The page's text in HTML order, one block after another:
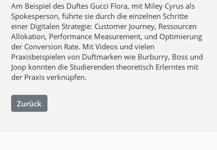
Am Beispiel des Duftes Gucci Flora, mit Miley Cyrus als
Spokesperson, führte sie durch die einzelnen Schritte
einer Digitalen Strategie: Customer Journey, Ressourcen
Allokation, Performance Measurement, und Optimierung
der Conversion Rate. Mit Videos und vielen
Praxisbeispielen von Duftmarken wie Burburry, Boss und
Joop konnten die Studierenden theoretisch Erlerntes mit
der Praxis verknüpfen.
Zurück